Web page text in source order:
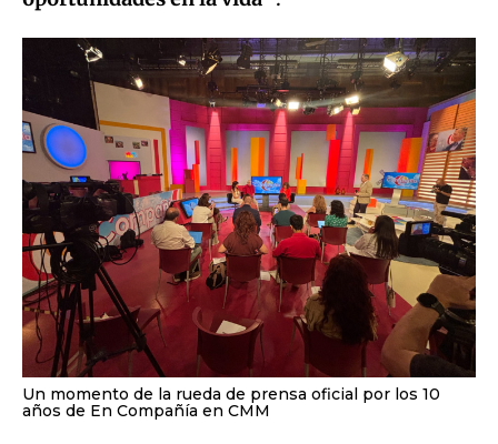
Un momento de la rueda de prensa oficial por los 10
años de En Compañía en CMM